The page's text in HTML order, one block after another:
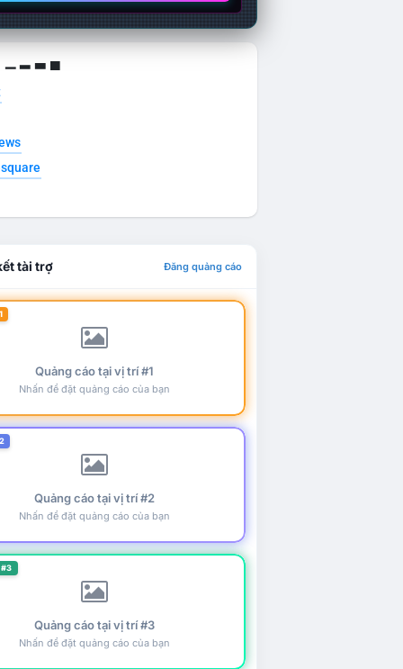
▁ ▂ ▃ ▄
tài trợ Đăng quảng cáo
Quảng cáo tại vị trí #1
Nhấn để đặt quảng cáo của bạn
Quảng cáo tại vị trí #2
Nhấn để đặt quảng cáo của bạn
Quảng cáo tại vị trí #3
Nhấn để đặt quảng cáo của bạn